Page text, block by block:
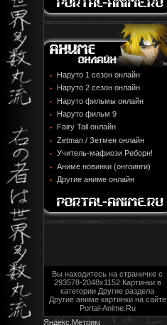
Наруто 1 сезон онлайн
Наруто 2 сезон онлайн
Наруто фильмы онлайн
Наруто фильм 9
Fairy Tail онлайн
Zetman / Зетмен онлайн
Учитель-мафиози Реборн!
Аниме новинки (онгоинги)
Другие аниме онлайн
Вы находитесь на страничке с
293578-2048x1152 Картинки в
категории Другие раздела
Другие аниме картинки на сайте
Portal-Anime.Ru